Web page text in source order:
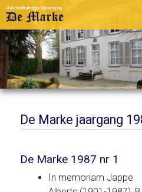
De Marke jaargang
De Marke 1987 nr 1
In memoriam Jappe